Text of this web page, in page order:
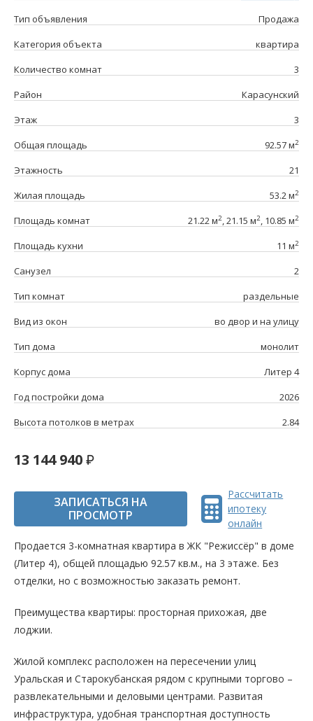
Тип объявления
Продажа
Категория объекта
квартира
Количество комнат
3
Район
Карасунский
Этаж
3
Общая площадь
92.57 м2
Этажность
21
Жилая площадь
53.2 м2
Площадь комнат 21.22 м2, 21.15 м2, 10.85 м2
Площадь кухни 11 м2
Санузел
2
Тип комнат
раздельные
Вид из окон
во двор и на улицу
Тип дома
монолит
Корпус дома
Литер 4
Год постройки дома
2026
Высота потолков в метрах
2.84
13 144 940
ЗАПИСАТЬСЯ НА
ПРОСМОТР
Рассчитать
ипотеку
онлайн
Продается 3-комнатная квартира в ЖК "Режиссёр" в доме
(Литер 4), общей площадью 92.57 кв.м., на 3 этаже. Без
отделки, но с возможностью заказать ремонт.
Преимущества квартиры: просторная прихожая, две
лоджии.
Жилой комплекс расположен на пересечении улиц
Уральская и Старокубанская рядом с крупными торгово –
развлекательными и деловыми центрами. Развитая
инфраструктура, удобная транспортная доступность